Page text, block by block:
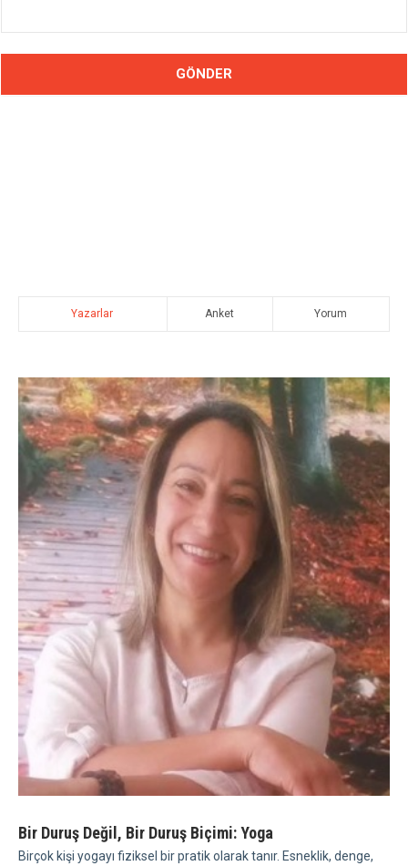
Yazarlar Anket Yorum
Bir Duruş Değil, Bir Duruş Biçimi: Yoga
Birçok kişi yogayı fiziksel bir pratik olarak tanır. Esneklik, denge,